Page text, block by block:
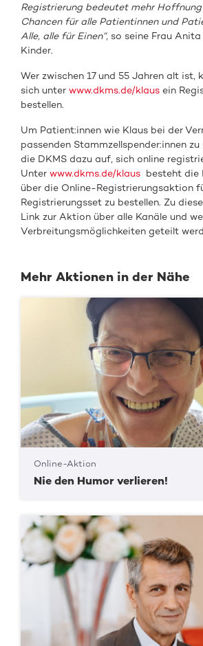
Registrierung bedeutet mehr
Chancen für alle Patientinnen und
Alle, alle für Einen“, so seine Frau
Kinder.
Wer zwischen 17 und 55 Jahren alt ist,
sich unterwww.dkms.de/klaus ein
bestellen.
Um Patient:innen wie Klaus bei der
passenden Stammzellspender:innen
die DKMS dazu auf, sich online
Unterwww.dkms.de/klaus besteht die
über die Online-Registrierungsaktion
Registrierungsset zu bestellen. Zu
Link zur Aktion über alle Kanäle und
Verbreitungsmöglichkeiten geteilt
Mehr Aktionen in der Nähe
Online-Aktion
Nie den Humor verlieren!